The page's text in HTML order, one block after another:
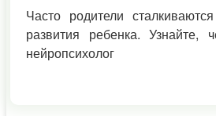
Часто родители
развития ребенка. Узнайте,
нейропсихолог